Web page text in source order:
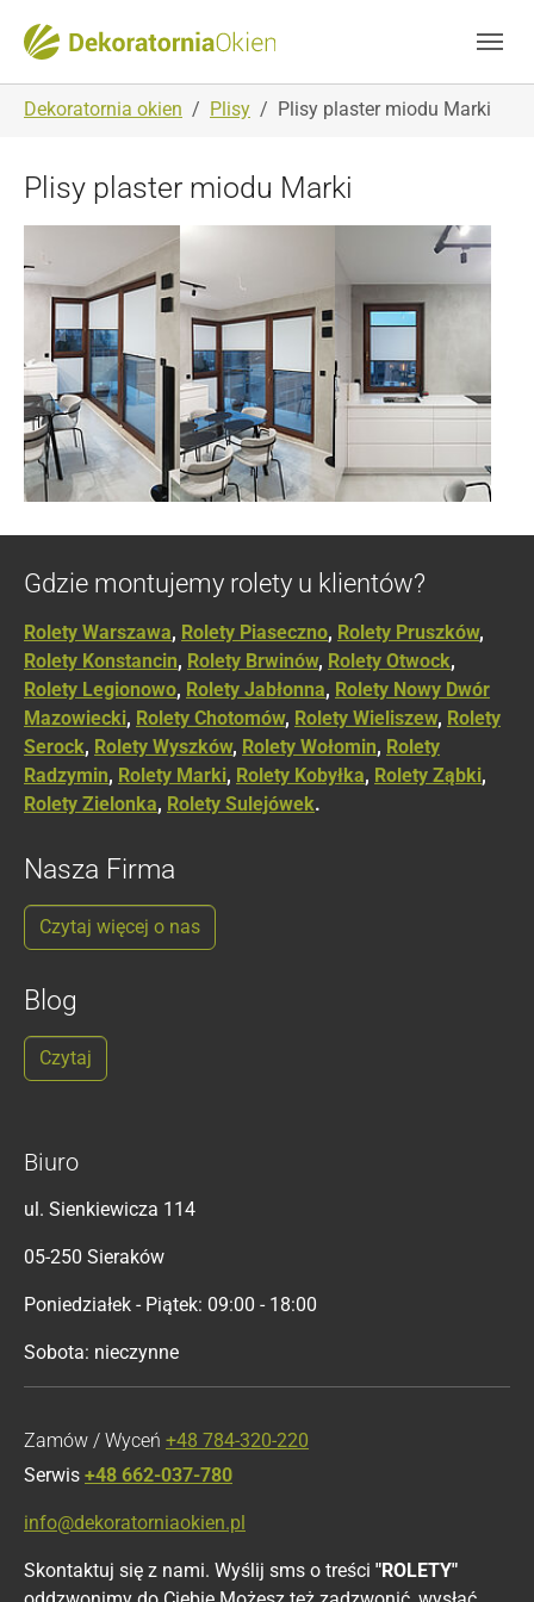
You are here:
Dekoratornia okien Plisy Plisy plaster miodu Marki
Plisy plaster miodu Marki
Show larger versionShow larger version Show larger version
Gdzie montujemy rolety u klientów?
Rolety Warszawa, Rolety Piaseczno, Rolety Pruszków,
Rolety Konstancin, Rolety Brwinów, Rolety Otwock,
Rolety Legionowo, Rolety Jabłonna, Rolety Nowy Dwór
Mazowiecki, Rolety Chotomów, Rolety Wieliszew, Rolety
Serock, Rolety Wyszków, Rolety Wołomin, Rolety
Radzymin, Rolety Marki, Rolety Kobyłka, Rolety Ząbki,
Rolety Zielonka, Rolety Sulejówek.
Nasza Firma
Czytaj więcej o nas
Blog
Czytaj
Biuro
ul. Sienkiewicza 114
05-250 Sieraków
Poniedziałek - Piątek: 09:00 - 18:00
Sobota: nieczynne
Zamów / Wyceń +48 784-320-220
Serwis +48 662-037-780
info@dekoratorniaokien.pl
Skontaktuj się z nami. Wyślij sms o treści "ROLETY"